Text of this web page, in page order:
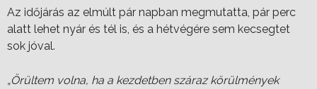
Az időjárás az elmúlt pár napban megmutatta, pár perc
alatt lehet nyár és tél is, és a hétvégére sem kecsegtet
sok jóval.
„Örültem volna, ha a kezdetben száraz körülmények